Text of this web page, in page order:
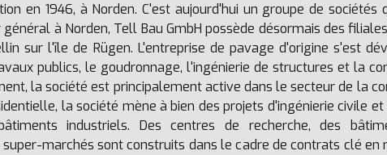
en 1946, à Norden. C'est aujourd'hui un groupe de sociétés
à Norden, Tell Bau GmbH possède désormais des
sur l'île de Rügen. L'entreprise de pavage d'origine s'est
publics, le goudronnage, l'ingénierie de structures et la
la société est principalement active dans le secteur de la
la société mène à bien des projets d'ingénierie civile
industriels. Des centres de recherche, des
marchés sont construits dans le cadre de contrats clé en